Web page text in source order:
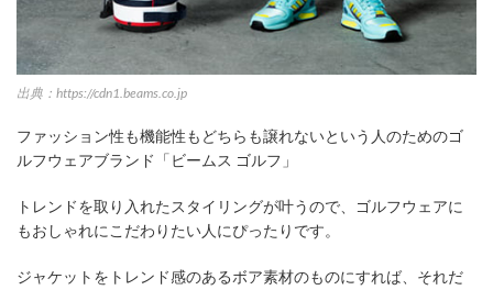
出典：https://cdn1.beams.co.jp
ファッション性も機能性もどちらも譲れないという人のためのゴ
ルフウェアブランド「ビームス ゴルフ」
トレンドを取り入れたスタイリングが叶うので、ゴルフウェアに
もおしゃれにこだわりたい人にぴったりです。
ジャケットをトレンド感のあるボア素材のものにすれば、それだ